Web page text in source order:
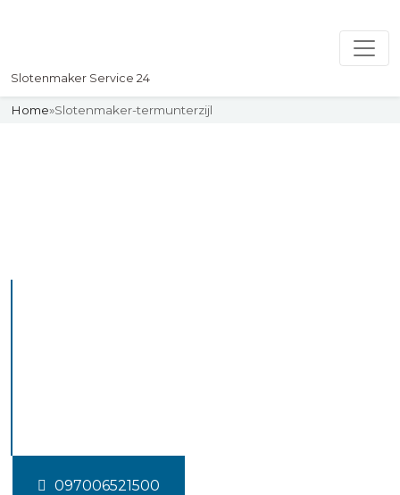
Slotenmaker Service 24
Home»Slotenmaker-termunterzijl
097006521500